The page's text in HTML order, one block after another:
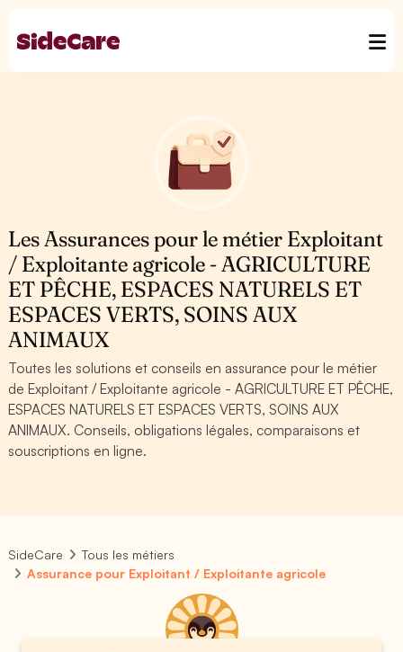
Les Assurances pour le métier Exploitant
/ Exploitante agricole - AGRICULTURE
ET PÊCHE, ESPACES NATURELS ET
ESPACES VERTS, SOINS AUX
ANIMAUX
Toutes les solutions et conseils en assurance pour le métier
de Exploitant / Exploitante agricole - AGRICULTURE ET PÊCHE,
ESPACES NATURELS ET ESPACES VERTS, SOINS AUX
ANIMAUX. Conseils, obligations légales, comparaisons et
souscriptions en ligne.
SideCare
Tous les métiers
Assurance pour Exploitant / Exploitante agricole